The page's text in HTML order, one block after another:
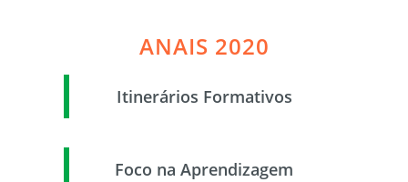
ANAIS 2020
Itinerários Formativos
Foco na Aprendizagem